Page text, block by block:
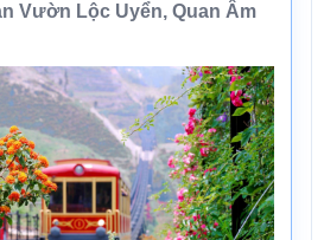
Vườn Lộc Uyển, Quan Âm